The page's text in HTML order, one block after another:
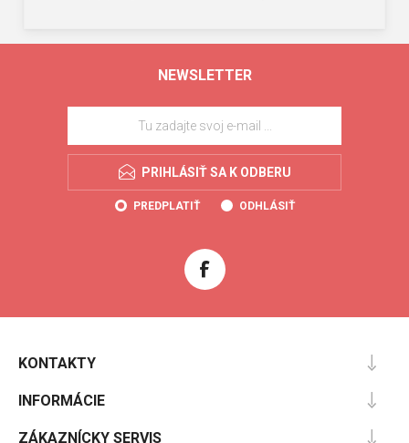
NEWSLETTER
PRIHLÁSIŤ SA K ODBERU
PREDPLATIŤ ODHLÁSIŤ
KONTAKTY
INFORMÁCIE
ZÁKAZNÍCKY SERVIS